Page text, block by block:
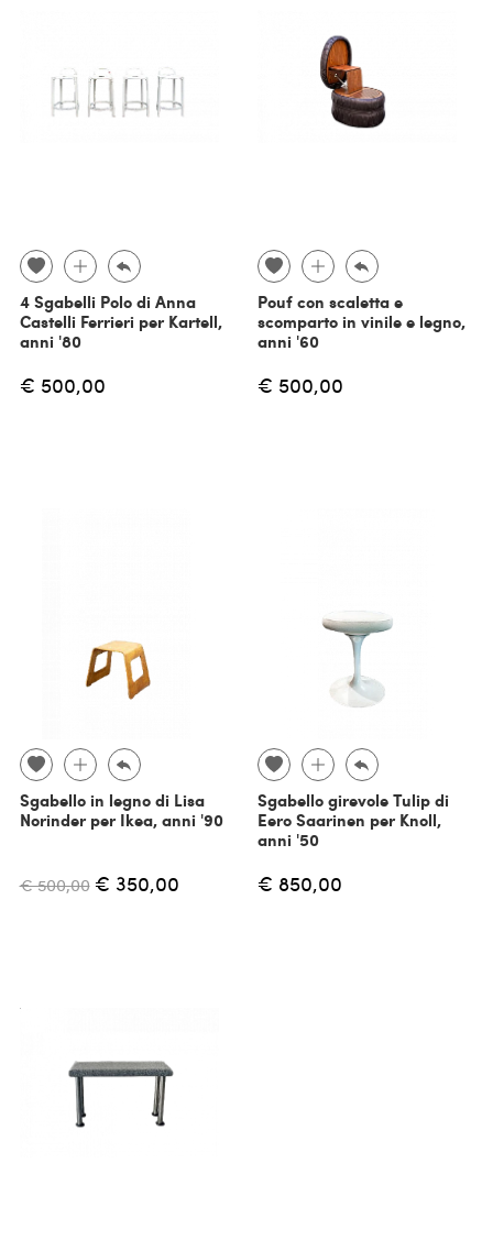
4 Sgabelli Polo di Anna
Castelli Ferrieri per Kartell,
anni '80
€ 500,00
Pouf con scaletta e
scomparto in vinile e legno,
anni '60
€ 500,00
Sgabello in legno di Lisa
Norinder per Ikea, anni '90
€ 500,00 € 350,00
Sgabello girevole Tulip di
Eero Saarinen per Knoll,
anni '50
€ 850,00